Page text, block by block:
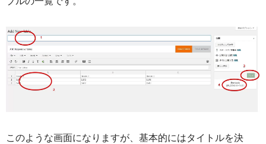
このような画面になりますが、基本的にはタイトルを決